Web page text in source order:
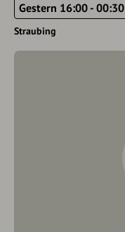
Gestern 16:00 - 00:30
Straubing